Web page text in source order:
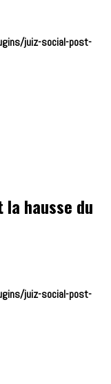
juiz-social-post-
hausse du
juiz-social-post-